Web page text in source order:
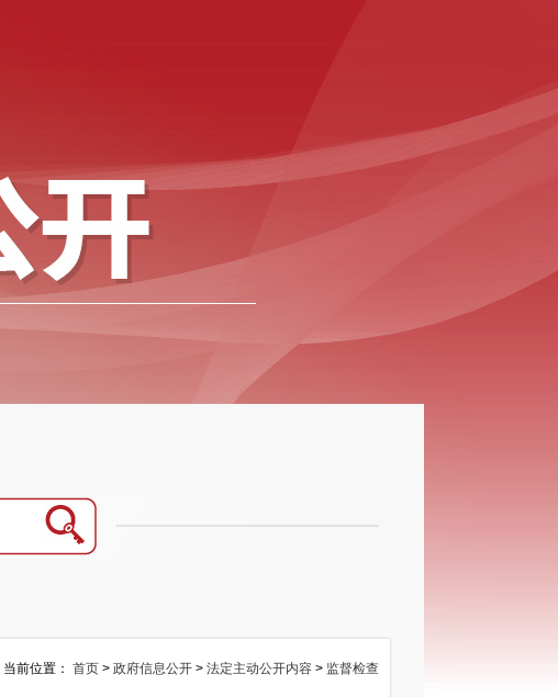
当前位置： 首页 > 政府信息公开 > 法定主动公开内容 > 监督检查